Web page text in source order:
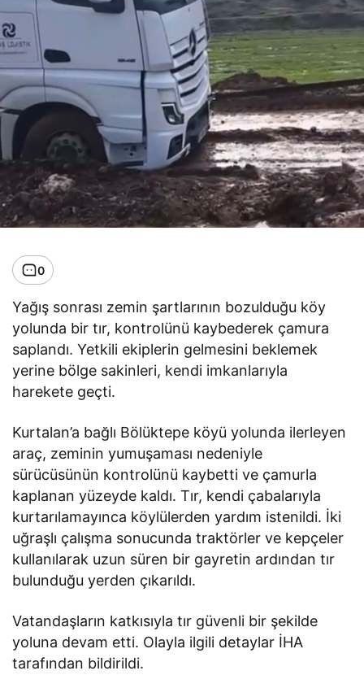
0
Yağış sonrası zemin şartlarının bozulduğu köy
yolunda bir tır, kontrolünü kaybederek çamura
saplandı. Yetkili ekiplerin gelmesini beklemek
yerine bölge sakinleri, kendi imkanlarıyla
harekete geçti.
Kurtalan’a bağlı Bölüktepe köyü yolunda ilerleyen
araç, zeminin yumuşaması nedeniyle
sürücüsünün kontrolünü kaybetti ve çamurla
kaplanan yüzeyde kaldı. Tır, kendi çabalarıyla
kurtarılamayınca köylülerden yardım istenildi. İki
uğraşlı çalışma sonucunda traktörler ve kepçeler
kullanılarak uzun süren bir gayretin ardından tır
bulunduğu yerden çıkarıldı.
Vatandaşların katkısıyla tır güvenli bir şekilde
yoluna devam etti. Olayla ilgili detaylar İHA
tarafından bildirildi.